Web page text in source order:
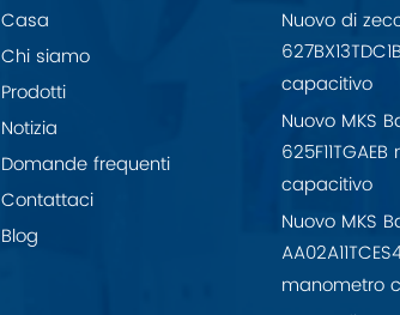
Casa
Chi siamo
Prodotti
Notizia
Domande frequenti
Contattaci
Blog
Nuovo di
capacitivo
Nuovo MKS
capacitivo
Nuovo MKS
manometro